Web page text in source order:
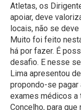
Atletas, os
apoiar, deve
locais, não se
Muito foi feito
há por fazer. É
desafio. E nesse
Lima apresentou
propondo-se
exames médicos
Concelho, para